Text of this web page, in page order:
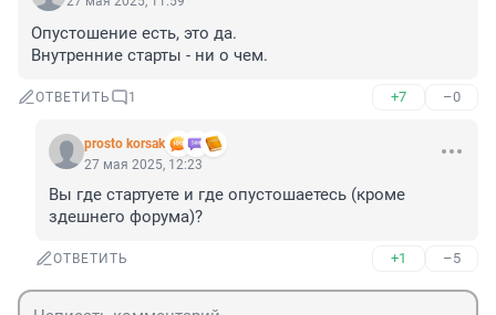
Опустошение есть, это да.
Внутренние старты - ни о чем.
ОТВЕТИТЬ 1 +7 –0
prosto korsak
27 мая 2025, 12:23
Вы где стартуете и где опустошаетесь (кроме
здешнего форума)?
ОТВЕТИТЬ +1 –5